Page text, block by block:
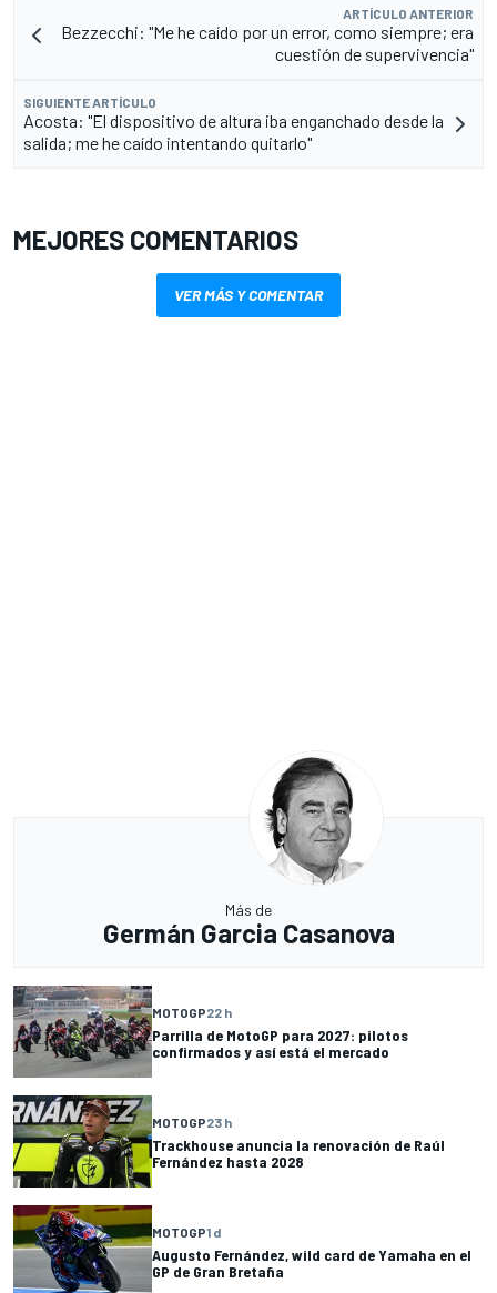
ARTÍCULO ANTERIOR
Bezzecchi: "Me he caído por un error, como siempre; era
cuestión de supervivencia"
SIGUIENTE ARTÍCULO
Acosta: "El dispositivo de altura iba enganchado desde la
salida; me he caído intentando quitarlo"
MEJORES COMENTARIOS
VER MÁS Y COMENTAR
Más de
Germán Garcia Casanova
MOTOGP22 h
Parrilla de MotoGP para 2027: pilotos
confirmados y así está el mercado
MOTOGP23 h
Trackhouse anuncia la renovación de Raúl
Fernández hasta 2028
MOTOGP1 d
Augusto Fernández, wild card de Yamaha en el
GP de Gran Bretaña